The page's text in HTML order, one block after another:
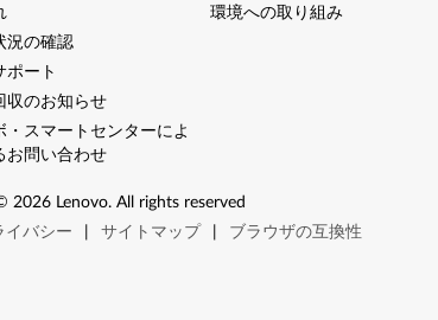
況の確認
ポート
収のお知らせ
・スマートセンターによ
お問い合わせ
環境への取り組み
2026 Lenovo. All rights reserved
イバシー サイトマップ ブラウザの互換性